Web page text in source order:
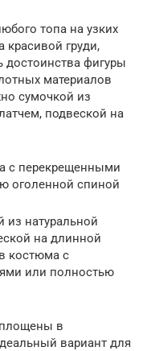
топа на узких
красивой груди,
достоинства фигуры
материалов
сумочкой из
подвеской на
с перекрещенными
оголенной спиной
натуральной
на длинной
костюма с
или полностью
в
вариант для